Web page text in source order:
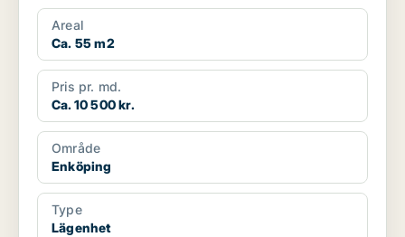
Areal
Ca. 55 m2
Pris pr. md.
Ca. 10 500 kr.
Område
Enköping
Type
Lägenhet